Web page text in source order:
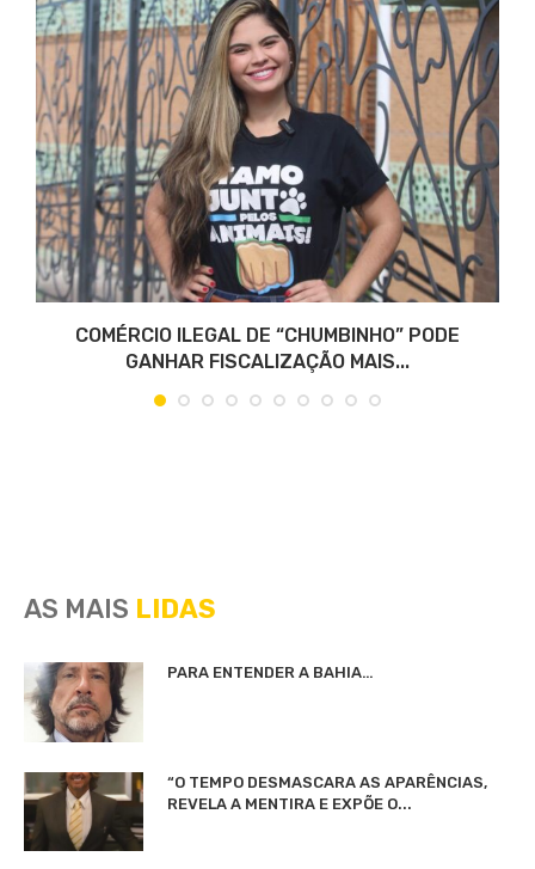
COMÉRCIO ILEGAL DE “CHUMBINHO” PODE
GANHAR FISCALIZAÇÃO MAIS...
AS MAIS LIDAS
PARA ENTENDER A BAHIA…
“O TEMPO DESMASCARA AS APARÊNCIAS,
REVELA A MENTIRA E EXPÕE O...